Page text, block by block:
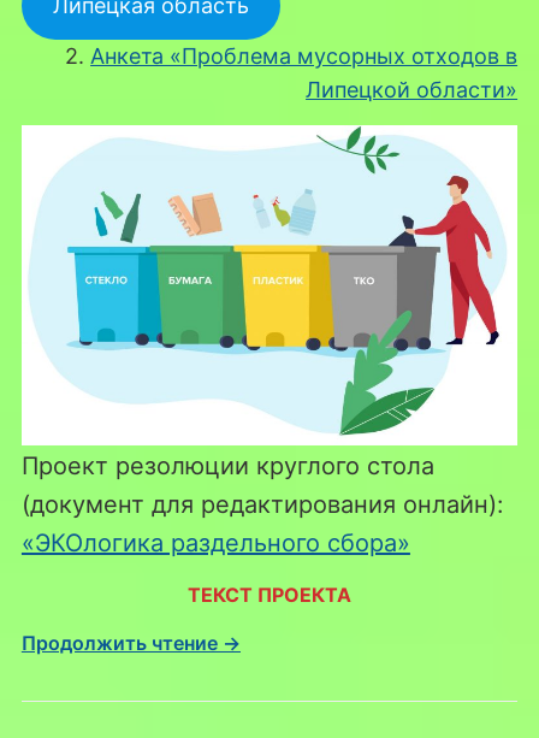
2. Анкета «Проблема мусорных отходов в
Липецкой области»
Проект резолюции круглого стола
(документ для редактирования онлайн):
«ЭКОлогика раздельного сбора»
ТЕКСТ ПРОЕКТА
Продолжить чтение →